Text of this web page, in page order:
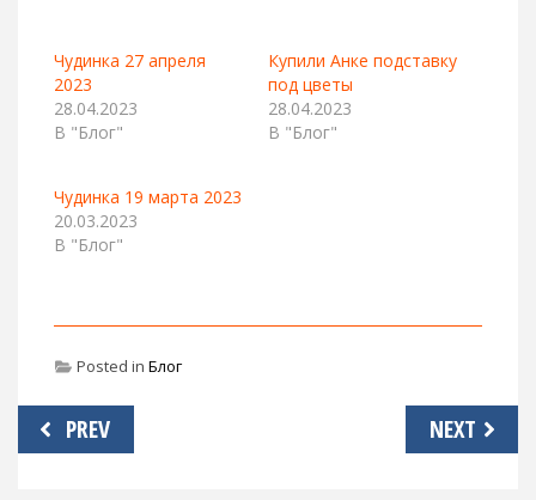
Чудинка 27 апреля
2023
28.04.2023
В "Блог"
Купили Анке подставку
под цветы
28.04.2023
В "Блог"
Чудинка 19 марта 2023
20.03.2023
В "Блог"
Posted in Блог
Навигация
по
PREV NEXT